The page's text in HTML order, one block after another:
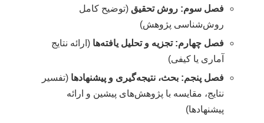
فصل سوم: روش تحقیق (توضیح کامل
روش‌شناسی پژوهش)
فصل چهارم: تجزیه و تحلیل یافته‌ها (ارائه نتایج
آماری یا کیفی)
فصل پنجم: بحث، نتیجه‌گیری و پیشنهادها (تفسیر
نتایج، مقایسه با پژوهش‌های پیشین و ارائه
پیشنهادها)